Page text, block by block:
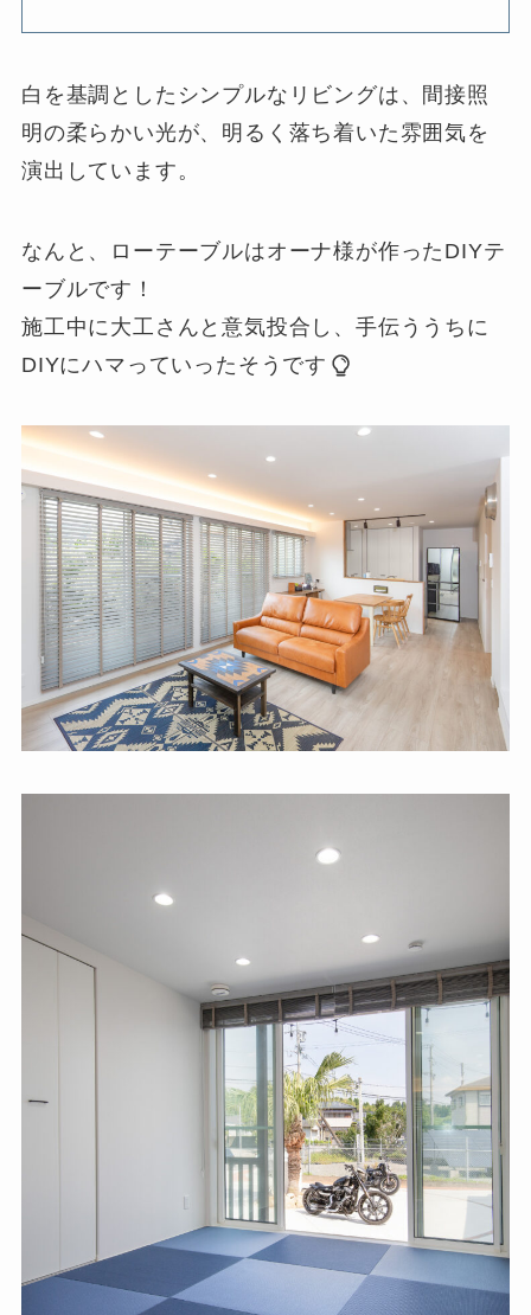
白を基調としたシンプルなリビングは、間接照
明の柔らかい光が、明るく落ち着いた雰囲気を
演出しています。
なんと、ローテーブルはオーナ様が作ったDIYテ
ーブルです！
施工中に大工さんと意気投合し、手伝ううちに
DIYにハマっていったそうです